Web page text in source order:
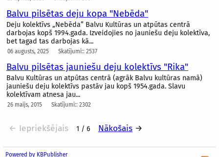
Balvu pilsētas deju kopa "Nebēda"
Deju kolektīvs „Nebēda” Balvu Kultūras un atpūtas centrā
darbojas kopš 1994.gada. Izveidojies no jauniešu deju kolektīva,
bet tagad tas darbojas kā...
06 augusts, 2025 Skatījumi:: 2537
Balvu pilsētas jauniešu deju kolektīvs "Rika"
Balvu Kultūras un atpūtas centrā (agrāk Balvu kultūras namā)
jauniešu deju kolektīvs pastāv jau kopš 1954.gada. Slavu
kolektīvam atnesa jau...
26 maijs, 2015 Skatījumi:: 2302
← Iepriekšējais 1 / 6 Nākošais →
Powered by KBPublisher